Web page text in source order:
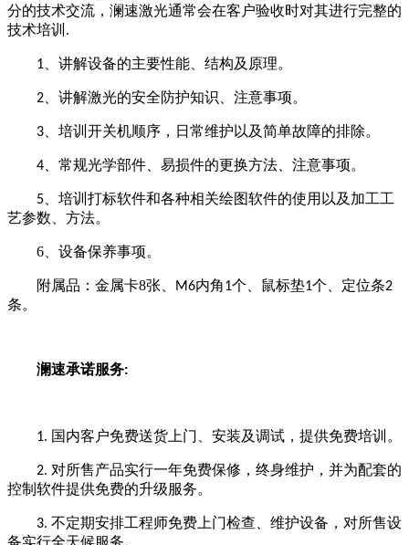
分的技术交流，澜速激光通常会在客户验收时对其进行完整的
技术培训 .
1 、讲解设备的主要性能、结构及原理。
2 、讲解激光的安全防护知识、注意事项。
3 、培训开关机顺序，日常维护以及简单故障的排除。
4 、常规光学部件、易损件的更换方法、注意事项。
5 、培训打标软件和各种相关绘图软件的使用以及加工工
艺参数、方法。
6 、设备保养事项。
附属品：金属卡8张、 M6内角1个、鼠标垫1个、定位条2
条。
澜速承诺服务:
1. 国内客户免费送货上门、安装及调试，提供免费培训。
2. 对所售产品实行一年免费保修，终身维护，并为配套的
控制软件提供免费的升级服务。
3. 不定期安排工程师免费上门检查、维护设备，对所售设
备实行全天候服务。